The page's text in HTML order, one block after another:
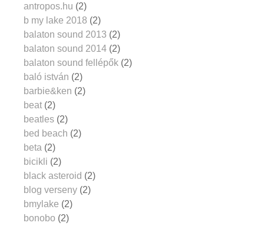
antropos.hu (2)
b my lake 2018 (2)
balaton sound 2013 (2)
balaton sound 2014 (2)
balaton sound fellépők (2)
baló istván (2)
barbie&ken (2)
beat (2)
beatles (2)
bed beach (2)
beta (2)
bicikli (2)
black asteroid (2)
blog verseny (2)
bmylake (2)
bonobo (2)